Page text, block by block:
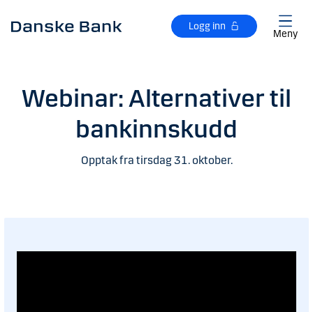
Logg inn
Meny
Webinar: Alternativer til
bankinnskudd
Opptak fra tirsdag 31. oktober.